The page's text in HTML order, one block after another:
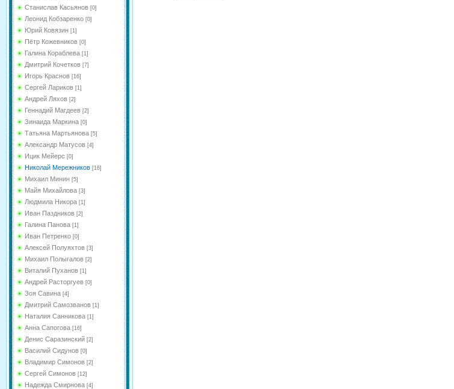
Станислав Касьянов [0]
Леонид Кобзаренко [0]
Юрий Ковязин [1]
Пётр Кожевников [0]
Галина Кораблева [1]
Дмитрий Кочетков [7]
Игорь Краснов [16]
Сергей Лариков [1]
Андрей Ляхов [2]
Геннадий Магдеев [2]
Зинаида Маркина [0]
Татьяна Мартьянова [5]
Александр Матусов [4]
Ицик Мейерс [0]
Николай Мережников [16]
Михаил Минин [5]
Майя Михайлова [3]
Людмила Никора [1]
Иван Паздников [2]
Галина Панова [1]
Иван Петренко [0]
Алексей Полуяхтов [3]
Михаил Полыгалов [2]
Виталий Пуханов [1]
Андрей Расторгуев [0]
Зоя Савина [4]
Дмитрий Самозванов [1]
Наталия Санникова [1]
Анна Сапогова [16]
Денис Саразинский [2]
Василий Сидунов [0]
Владимир Симонов [2]
Сергей Симонов [12]
Надежда Смирнова [4]